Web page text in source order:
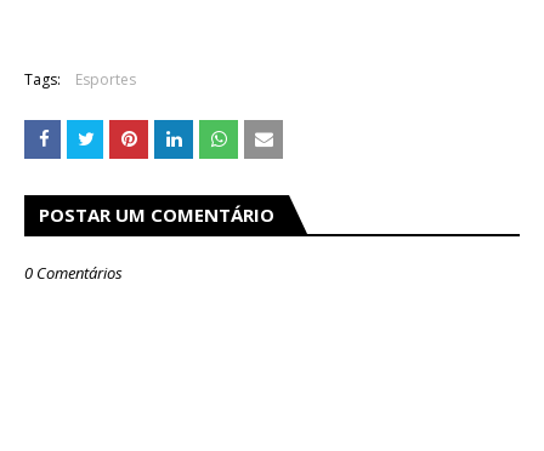
Tags: Esportes
POSTAR UM COMENTÁRIO
0 Comentários